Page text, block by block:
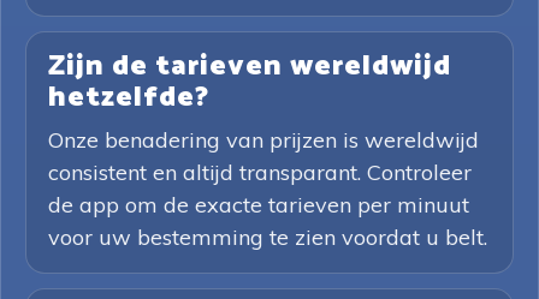
Zijn de tarieven wereldwijd
hetzelfde?
Onze benadering van prijzen is wereldwijd
consistent en altijd transparant. Controleer
de app om de exacte tarieven per minuut
voor uw bestemming te zien voordat u belt.